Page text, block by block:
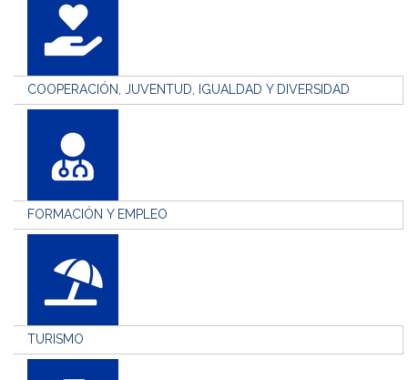
COOPERACIÓN, JUVENTUD, IGUALDAD Y DIVERSIDAD
FORMACIÓN Y EMPLEO
TURISMO